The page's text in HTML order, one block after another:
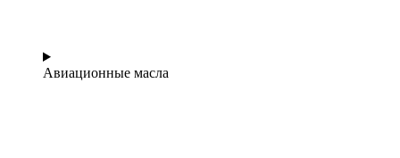
Авиационные масла